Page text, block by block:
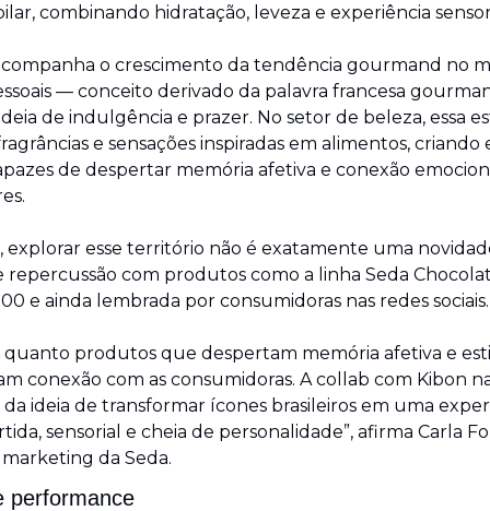
combinando hidratação, leveza e experiência
o crescimento da tendência gourmand no
— conceito derivado da palavra francesa
de indulgência e prazer. No setor de beleza, essa
e sensações inspiradas em alimentos, criando
de despertar memória afetiva e conexão
explorar esse território não é exatamente uma
com produtos como a linha Seda
e ainda lembrada por consumidoras nas redes sociais.
quanto produtos que despertam memória afetiva e
conexão com as consumidoras. A collab com Kibon
ideia de transformar ícones brasileiros em uma
sensorial e cheia de personalidade”, afirma Carla
da Seda.
performance